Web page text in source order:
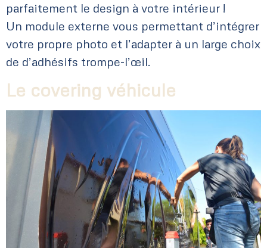
parfaitement le design à votre intérieur !
Un module externe vous permettant d’intégrer
votre propre photo et l’adapter à un large choix
de d’adhésifs trompe-l’œil.
Le covering véhicule